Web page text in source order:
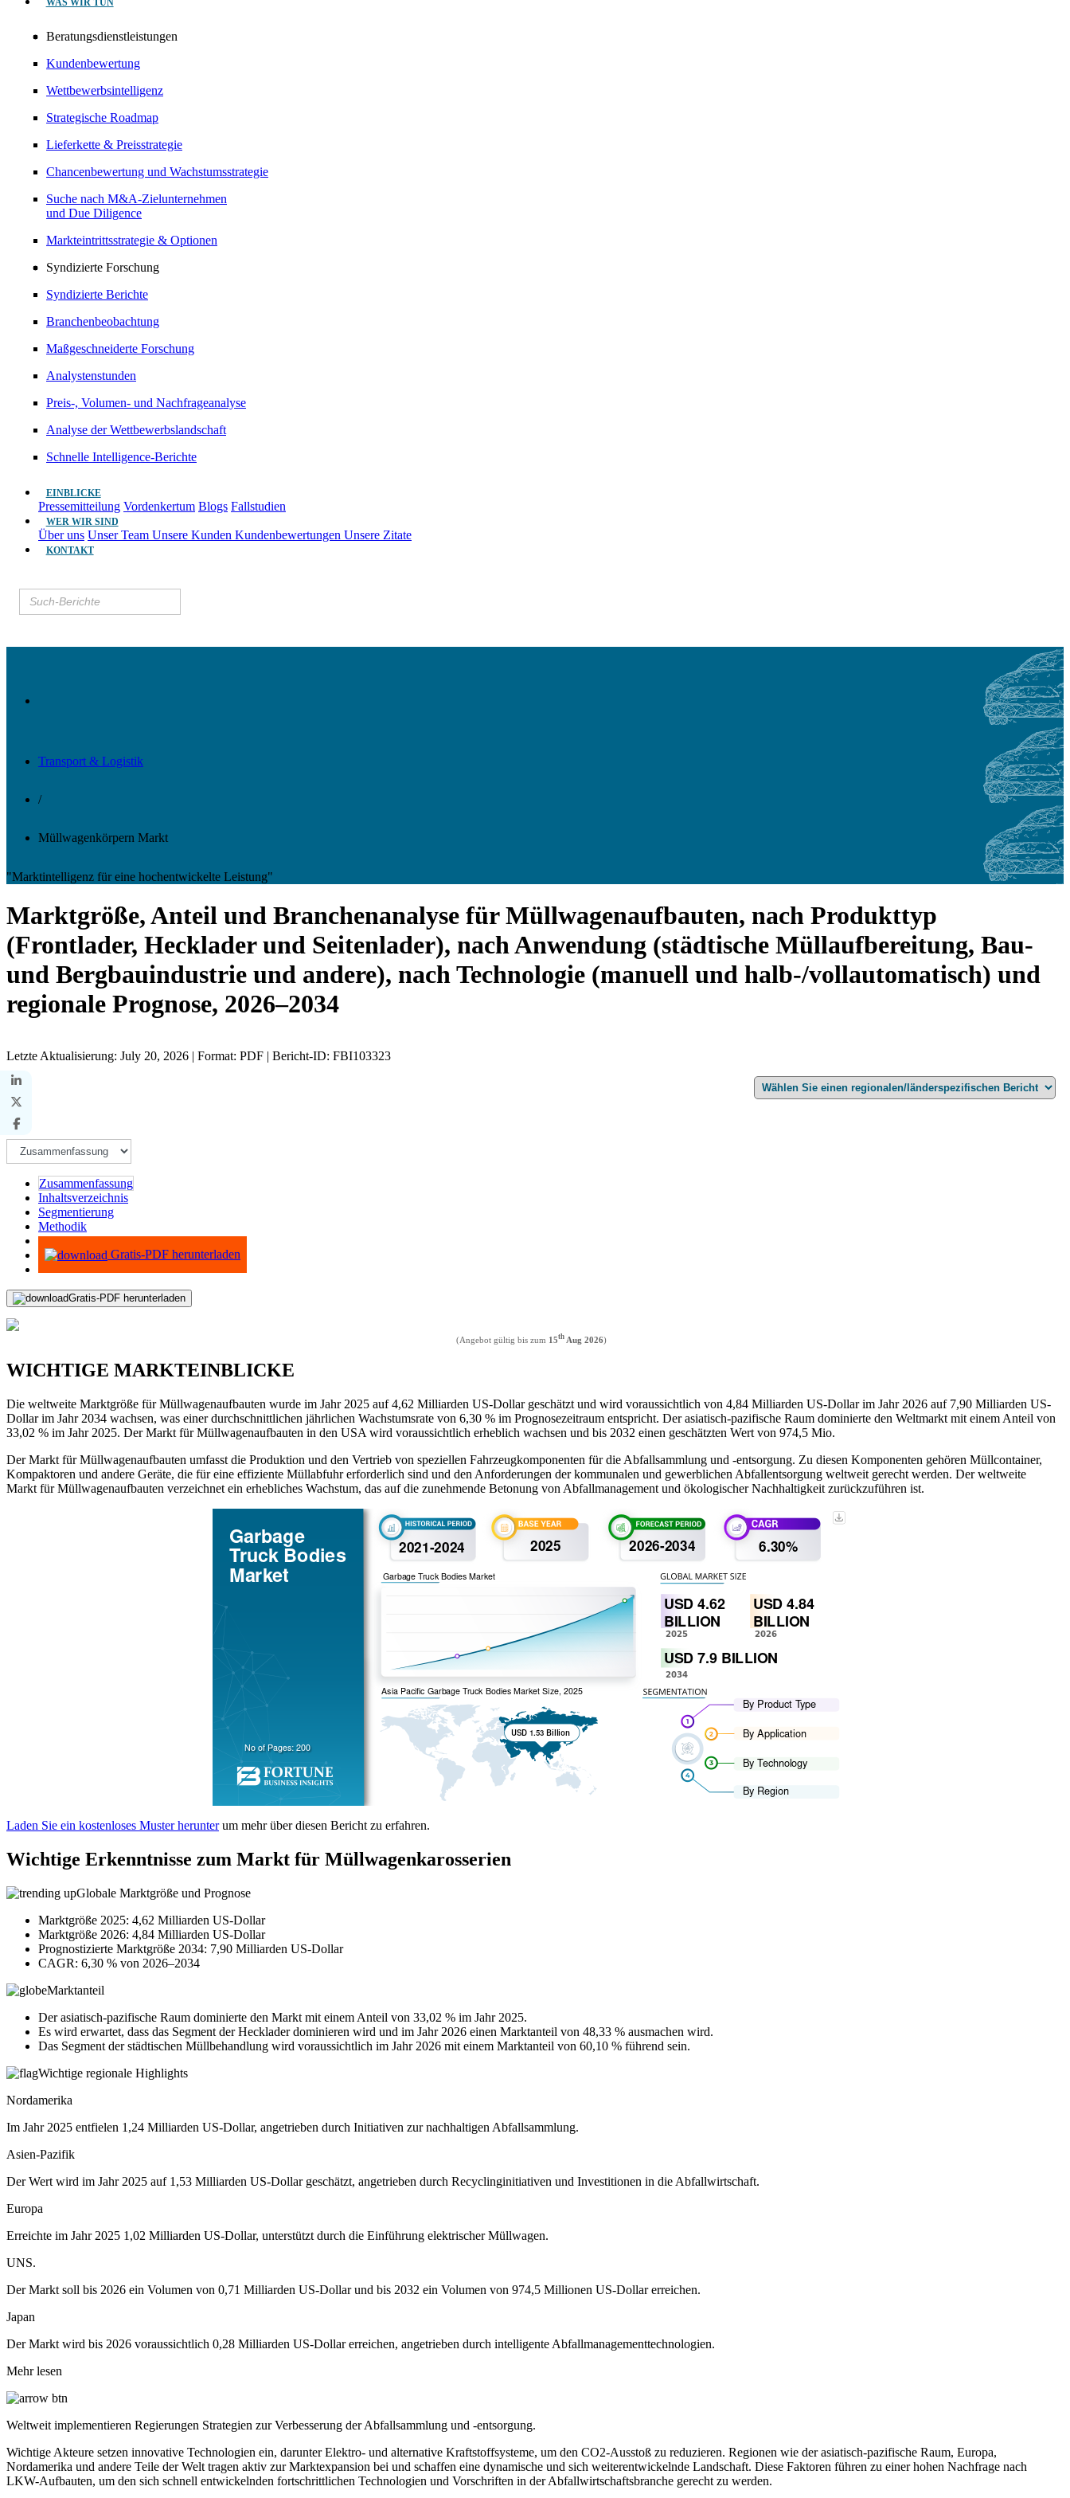
WAS WIR TUN
Beratungsdienstleistungen
Kundenbewertung
Wettbewerbsintelligenz
Strategische Roadmap
Lieferkette & Preisstrategie
Chancenbewertung und Wachstumsstrategie
Suche nach M&A-Zielunternehmen
und Due Diligence
Markteintrittsstrategie & Optionen
Syndizierte Forschung
Syndizierte Berichte
Branchenbeobachtung
Maßgeschneiderte Forschung
Analystenstunden
Preis-, Volumen- und Nachfrageanalyse
Analyse der Wettbewerbslandschaft
Schnelle Intelligence-Berichte
EINBLICKE
Pressemitteilung Vordenkertum Blogs Fallstudien
WER WIR SIND
Über uns Unser Team Unsere Kunden Kundenbewertungen Unsere Zitate
KONTAKT
Transport & Logistik
/
Müllwagenkörpern Markt
"Marktintelligenz für eine hochentwickelte Leistung"
Marktgröße, Anteil und Branchenanalyse für Müllwagenaufbauten, nach Produkttyp
(Frontlader, Hecklader und Seitenlader), nach Anwendung (städtische Müllaufbereitung, Bau-
und Bergbauindustrie und andere), nach Technologie (manuell und halb-/vollautomatisch) und
regionale Prognose, 2026–2034
Letzte Aktualisierung: July 20, 2026 | Format: PDF | Bericht-ID: FBI103323
Zusammenfassung
Inhaltsverzeichnis
Segmentierung
Methodik
Infografiken
Gratis-PDF herunterladen
Gratis-PDF herunterladen
(Angebot gültig bis zum 15thAug 2026)
WICHTIGE MARKTEINBLICKE
Die weltweite Marktgröße für Müllwagenaufbauten wurde im Jahr 2025 auf 4,62 Milliarden US-Dollar geschätzt und wird voraussichtlich von 4,84 Milliarden US-Dollar im Jahr 2026 auf 7,90 Milliarden US-
Dollar im Jahr 2034 wachsen, was einer durchschnittlichen jährlichen Wachstumsrate von 6,30 % im Prognosezeitraum entspricht. Der asiatisch-pazifische Raum dominierte den Weltmarkt mit einem Anteil von
33,02 % im Jahr 2025. Der Markt für Müllwagenaufbauten in den USA wird voraussichtlich erheblich wachsen und bis 2032 einen geschätzten Wert von 974,5 Mio.
Der Markt für Müllwagenaufbauten umfasst die Produktion und den Vertrieb von speziellen Fahrzeugkomponenten für die Abfallsammlung und -entsorgung. Zu diesen Komponenten gehören Müllcontainer,
Kompaktoren und andere Geräte, die für eine effiziente Müllabfuhr erforderlich sind und den Anforderungen der kommunalen und gewerblichen Abfallentsorgung weltweit gerecht werden. Der weltweite
Markt für Müllwagenaufbauten verzeichnet ein erhebliches Wachstum, das auf die zunehmende Betonung von Abfallmanagement und ökologischer Nachhaltigkeit zurückzuführen ist.
Laden Sie ein kostenloses Muster herunterum mehr über diesen Bericht zu erfahren.
Wichtige Erkenntnisse zum Markt für Müllwagenkarosserien
Globale Marktgröße und Prognose
Marktgröße 2025: 4,62 Milliarden US-Dollar
Marktgröße 2026: 4,84 Milliarden US-Dollar
Prognostizierte Marktgröße 2034: 7,90 Milliarden US-Dollar
CAGR: 6,30 % von 2026–2034
Marktanteil
Der asiatisch-pazifische Raum dominierte den Markt mit einem Anteil von 33,02 % im Jahr 2025.
Es wird erwartet, dass das Segment der Hecklader dominieren wird und im Jahr 2026 einen Marktanteil von 48,33 % ausmachen wird.
Das Segment der städtischen Müllbehandlung wird voraussichtlich im Jahr 2026 mit einem Marktanteil von 60,10 % führend sein.
Wichtige regionale Highlights
Nordamerika
Im Jahr 2025 entfielen 1,24 Milliarden US-Dollar, angetrieben durch Initiativen zur nachhaltigen Abfallsammlung.
Asien-Pazifik
Der Wert wird im Jahr 2025 auf 1,53 Milliarden US-Dollar geschätzt, angetrieben durch Recyclinginitiativen und Investitionen in die Abfallwirtschaft.
Europa
Erreichte im Jahr 2025 1,02 Milliarden US-Dollar, unterstützt durch die Einführung elektrischer Müllwagen.
UNS.
Der Markt soll bis 2026 ein Volumen von 0,71 Milliarden US-Dollar und bis 2032 ein Volumen von 974,5 Millionen US-Dollar erreichen.
Japan
Der Markt wird bis 2026 voraussichtlich 0,28 Milliarden US-Dollar erreichen, angetrieben durch intelligente Abfallmanagementtechnologien.
Mehr lesen
Weltweit implementieren Regierungen Strategien zur Verbesserung der Abfallsammlung und -entsorgung.
Wichtige Akteure setzen innovative Technologien ein, darunter Elektro- und alternative Kraftstoffsysteme, um den CO2-Ausstoß zu reduzieren. Regionen wie der asiatisch-pazifische Raum, Europa,
Nordamerika und andere Teile der Welt tragen aktiv zur Marktexpansion bei und schaffen eine dynamische und sich weiterentwickelnde Landschaft. Diese Faktoren führen zu einer hohen Nachfrage nach
LKW-Aufbauten, um den sich schnell entwickelnden fortschrittlichen Technologien und Vorschriften in der Abfallwirtschaftsbranche gerecht zu werden.